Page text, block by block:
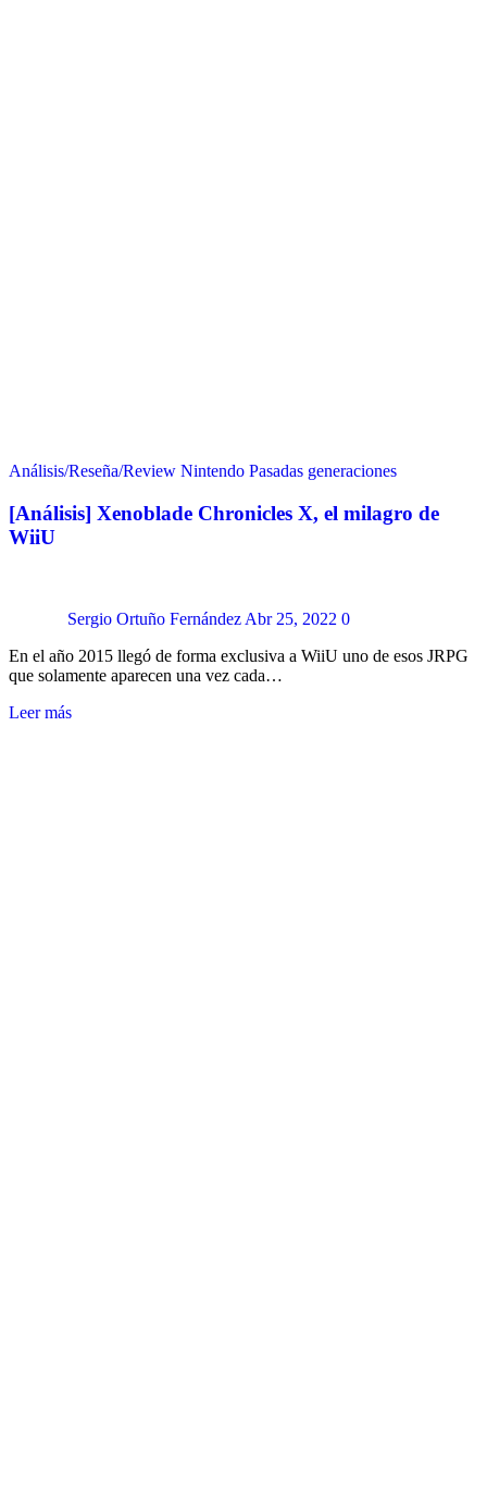
Análisis/Reseña/Review Nintendo Pasadas generaciones
[Análisis] Xenoblade Chronicles X, el milagro de
WiiU
Sergio Ortuño Fernández Abr 25, 2022 0
En el año 2015 llegó de forma exclusiva a WiiU uno de esos JRPG
que solamente aparecen una vez cada…
Leer más